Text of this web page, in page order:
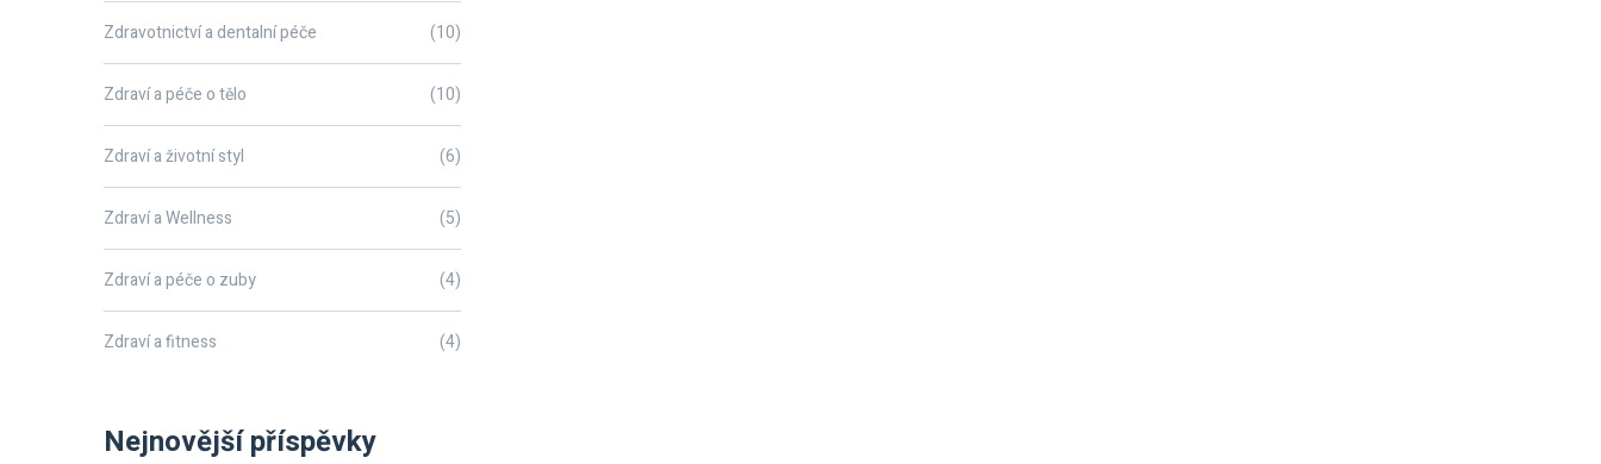
Zdravotnictví a dentalní péče (10)
Zdraví a péče o tělo (10)
Zdraví a životní styl (6)
Zdraví a Wellness (5)
Zdraví a péče o zuby (4)
Zdraví a fitness (4)
Nejnovější příspěvky